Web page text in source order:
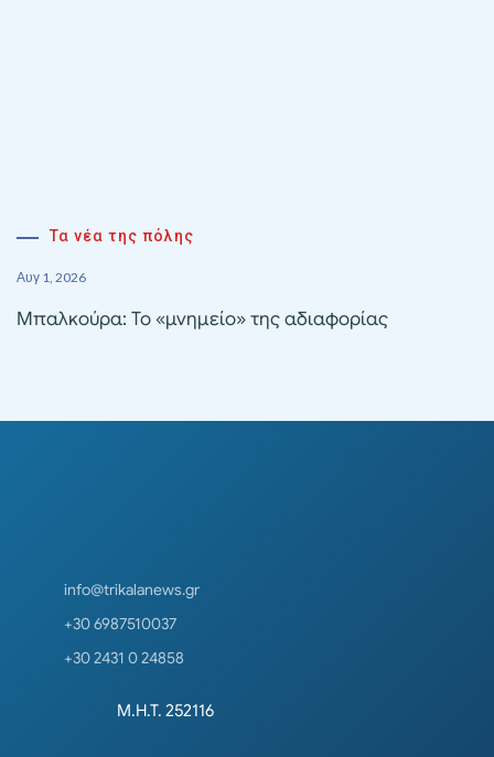
Τα νέα της πόλης
Αυγ 1, 2026
Μπαλκούρα: Το «μνημείο» της αδιαφορίας
info@trikalanews.gr
+30 6987510037
+30 2431 0 24858
Μ.Η.Τ. 252116